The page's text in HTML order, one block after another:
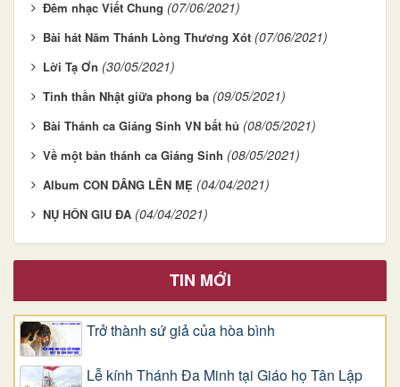
Đêm nhạc Viết Chung (07/06/2021)
Bài hát Năm Thánh Lòng Thương Xót (07/06/2021)
Lời Tạ Ơn (30/05/2021)
Tinh thần Nhật giữa phong ba (09/05/2021)
Bài Thánh ca Giáng Sinh VN bất hủ (08/05/2021)
Về một bản thánh ca Giáng Sinh (08/05/2021)
Album CON DÂNG LÊN MẸ (04/04/2021)
NỤ HÔN GIU ĐA (04/04/2021)
TIN MỚI
Trở thành sứ giả của hòa bình
Lễ kính Thánh Đa Minh tại Giáo họ Tân Lập